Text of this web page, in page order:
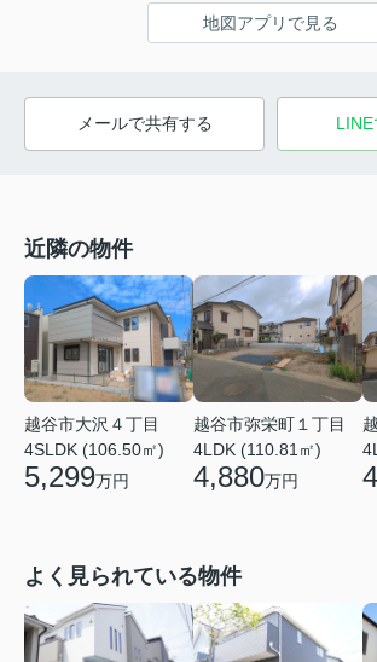
地図アプリで見る
メールで共有する
近隣の物件
越谷市大沢４丁目
4SLDK (106.50㎡)
5,299万円
越谷市弥栄町１丁目
4LDK (110.81㎡)
4,880万円
よく見られている物件